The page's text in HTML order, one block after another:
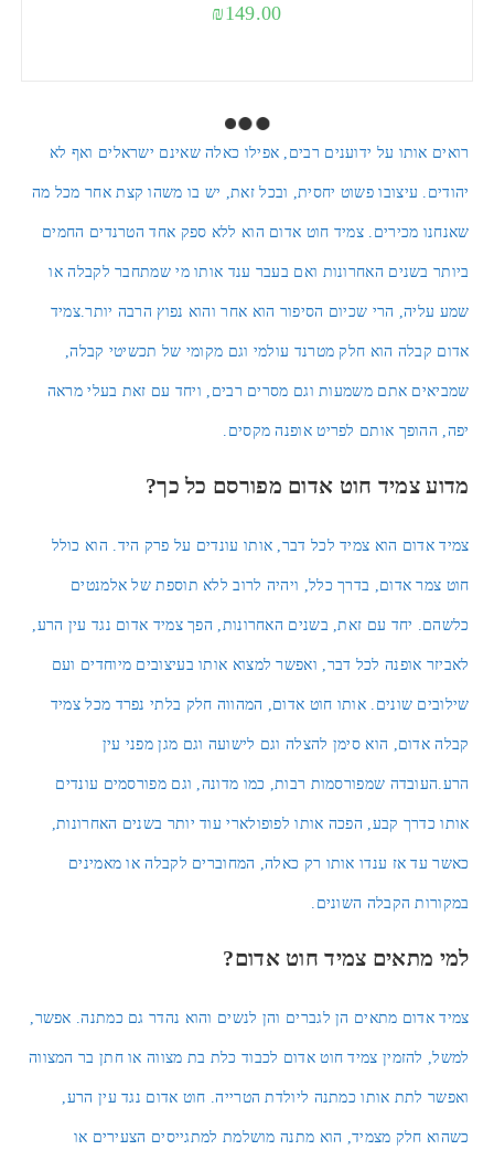
₪149.00
הוספה לסל כללי,צמיד חוט אדום, צמיד נגד עין הרע,צמידי ברכות וקבלה,צמידי
צמיד אדום סריגה "פרח החיים"
₪149.00